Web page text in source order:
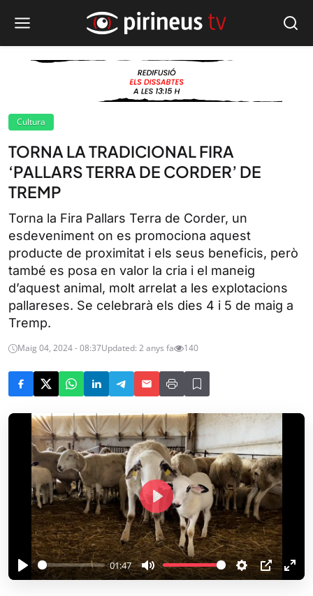
Cultura
TORNA LA TRADICIONAL FIRA
‘PALLARS TERRA DE CORDER’ DE
TREMP
Torna la Fira Pallars Terra de Corder, un
esdeveniment on es promociona aquest
producte de proximitat i els seus beneficis, però
també es posa en valor la cria i el maneig
d’aquest animal, molt arrelat a les explotacions
pallareses. Se celebrarà els dies 4 i 5 de maig a
Tremp.
Maig 04, 2024 - 08:37Updated: 2 anys fa 140
P
01:47
M
S
P
E
P
l
a
y